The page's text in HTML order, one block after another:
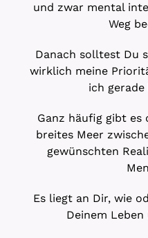
und zwar mental
Weg
Danach solltest Du
wirklich meine
ich
Ganz häufig gibt es
breites Meer
gewünschten
Es liegt an Dir, wie
Deinem